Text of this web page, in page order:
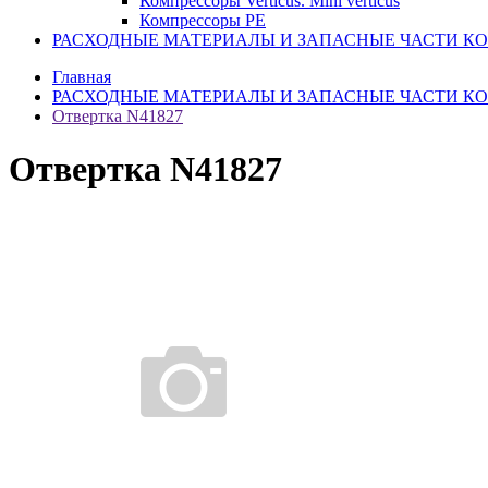
Компрессоры PE
РАСХОДНЫЕ МАТЕРИАЛЫ И ЗАПАСНЫЕ ЧАСТИ
Главная
РАСХОДНЫЕ МАТЕРИАЛЫ И ЗАПАСНЫЕ ЧАСТИ
Отвертка N41827
Отвертка N41827